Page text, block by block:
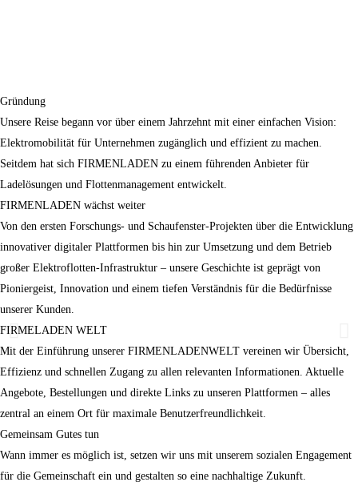
Gründung
Unsere Reise begann vor über einem Jahrzehnt mit einer einfachen Vision:
Elektromobilität für Unternehmen zugänglich und effizient zu machen.
Seitdem hat sich FIRMENLADEN zu einem führenden Anbieter für
Ladelösungen und Flottenmanagement entwickelt.
FIRMENLADEN wächst weiter
Von den ersten Forschungs- und Schaufenster-Projekten über die Entwicklung
innovativer digitaler Plattformen bis hin zur Umsetzung und dem Betrieb
großer Elektroflotten-Infrastruktur – unsere Geschichte ist geprägt von
Pioniergeist, Innovation und einem tiefen Verständnis für die Bedürfnisse
unserer Kunden.
FIRMELADEN WELT
Mit der Einführung unserer FIRMENLADENWELT vereinen wir Übersicht,
Effizienz und schnellen Zugang zu allen relevanten Informationen. Aktuelle
Angebote, Bestellungen und direkte Links zu unseren Plattformen – alles
zentral an einem Ort für maximale Benutzerfreundlichkeit.
Gemeinsam Gutes tun
Wann immer es möglich ist, setzen wir uns mit unserem sozialen Engagement
für die Gemeinschaft ein und gestalten so eine nachhaltige Zukunft.